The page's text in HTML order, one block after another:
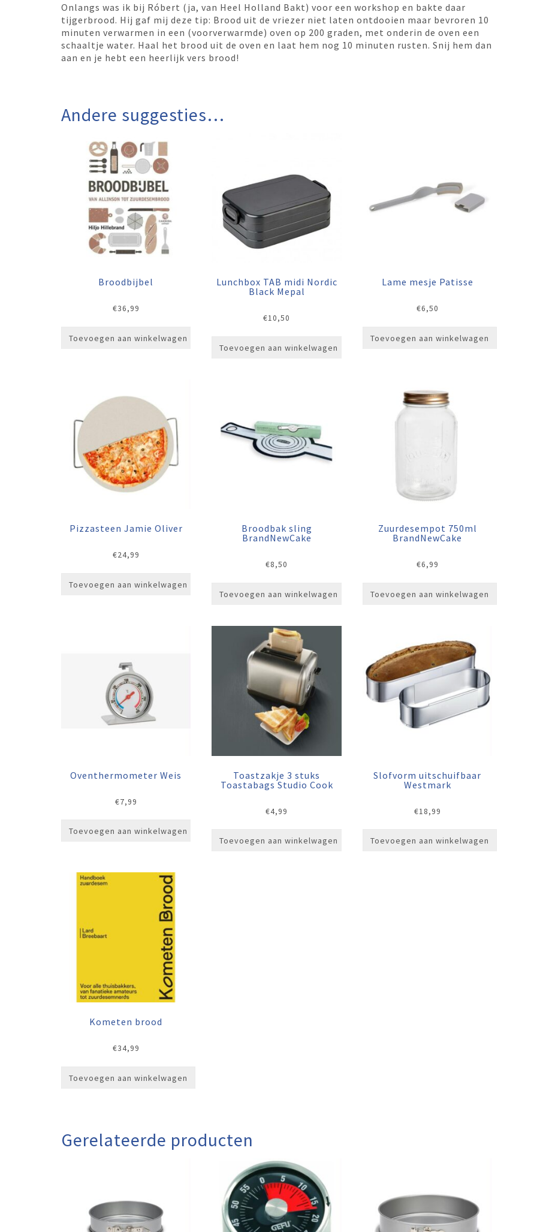
Onlangs was ik bij Róbert (ja, van Heel Holland Bakt) voor een workshop en bakte daar
tijgerbrood. Hij gaf mij deze tip: Brood uit de vriezer niet laten ontdooien maar bevroren 10
minuten verwarmen in een (voorverwarmde) oven op 200 graden, met onderin de oven een
schaaltje water. Haal het brood uit de oven en laat hem nog 10 minuten rusten. Snij hem dan
aan en je hebt een heerlijk vers brood!
Andere suggesties…
Broodbijbel
€36,99
Toevoegen aan winkelwagen
Lunchbox TAB midi Nordic
Black Mepal
€10,50
Toevoegen aan winkelwagen
Lame mesje Patisse
€6,50
Toevoegen aan winkelwagen
Pizzasteen Jamie Oliver
€24,99
Toevoegen aan winkelwagen
Broodbak sling
BrandNewCake
€8,50
Toevoegen aan winkelwagen
Zuurdesempot 750ml
BrandNewCake
€6,99
Toevoegen aan winkelwagen
Oventhermometer Weis
€7,99
Toevoegen aan winkelwagen
Toastzakje 3 stuks
Toastabags Studio Cook
€4,99
Toevoegen aan winkelwagen
Slofvorm uitschuifbaar
Westmark
€18,99
Toevoegen aan winkelwagen
Kometen brood
€34,99
Toevoegen aan winkelwagen
Gerelateerde producten